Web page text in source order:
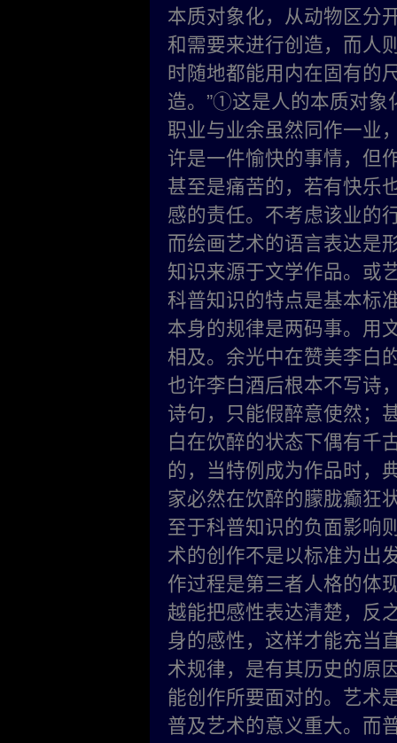
本质对象化，从动物区分
和需要来进行创造，而人
时随地都能用内在固有的
造。”①这是人的本质对象
职业与业余虽然同作一业
许是一件愉快的事情，但
甚至是痛苦的，若有快乐
感的责任。不考虑该业的
而绘画艺术的语言表达是
知识来源于文学作品。或
科普知识的特点是基本标
本身的规律是两码事。用
相及。余光中在赞美李白
也许李白酒后根本不写诗
诗句，只能假醉意使然；
白在饮醉的状态下偶有千
的，当特例成为作品时，
家必然在饮醉的朦胧癫狂
至于科普知识的负面影响
术的创作不是以标准为
作过程是第三者人格的体
越能把感性表达清楚，反
身的感性，这样才能充当
术规律，是有其历史的原
能创作所要面对的。艺术
普及艺术的意义重大。而